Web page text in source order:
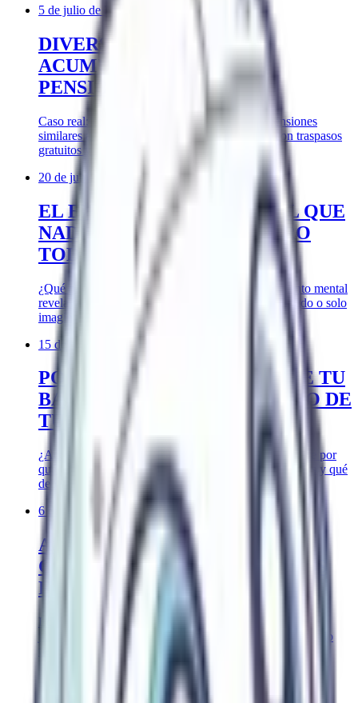
5 de julio de 2026
DIVERSIFICAR NO ES
ACUMULAR PLANES DE
PENSIONES
Caso real: cómo pasar de acumular planes de pensiones
similares a una cartera realmente diversificada, con traspasos
gratuitos y menor riesgo.
20 de junio de 2026
EL EXPERIMENTO MENTAL QUE
NADIE QUIERE HACER PERO
TODOS NECESITAN
¿Qué pasaría si mañana te jubilaras? Este experimento mental
revela si tu futuro financiero está realmente planificado o solo
imaginado.
15 de junio de 2026
POR QUÉ ACEPTAR EL 3% DE TU
BANCO ES EL PEOR NEGOCIO DE
TU VIDA
¿Aceptas el 3% de tu banco sin cuestionarlo? Descubre por
qué esa decisión puede costarte más de lo que imaginas y qué
deberías preguntar hoy.
6 de septiembre de 2024
ASÍ PUEDES EMPEZAR A
CONSTRUIR BUENOS HÁBITOS
FINANCIEROS
Los hábitos financieros que de verdad importan para tu
jubilación: apartar dinero con constancia y vigilar dónde lo
jubilación